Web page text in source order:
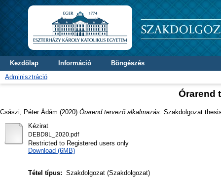
Kezdőlap Információ
Böngészés
Adminisztráció
Órarend
Császi, Péter Ádám (2020) Órarend tervező alkalmazás. Szakdolgozat
Kézirat
DEBD8L_2020.pdf
Restricted to Registered users only
Download (6MB)
Tétel típus: Szakdolgozat (Szakdolgozat)